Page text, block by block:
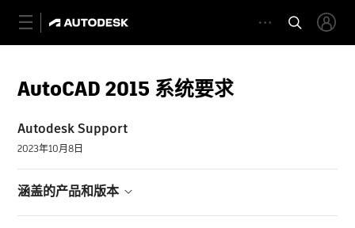
AutoCAD 2015 系统要求
Autodesk Support
2023年10月8日
涵盖的产品和版本